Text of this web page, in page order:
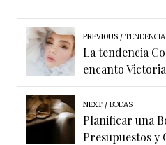
PREVIOUS
La tendencia
encanto
NEXT BODAS
Planificar una
Presupuestos y